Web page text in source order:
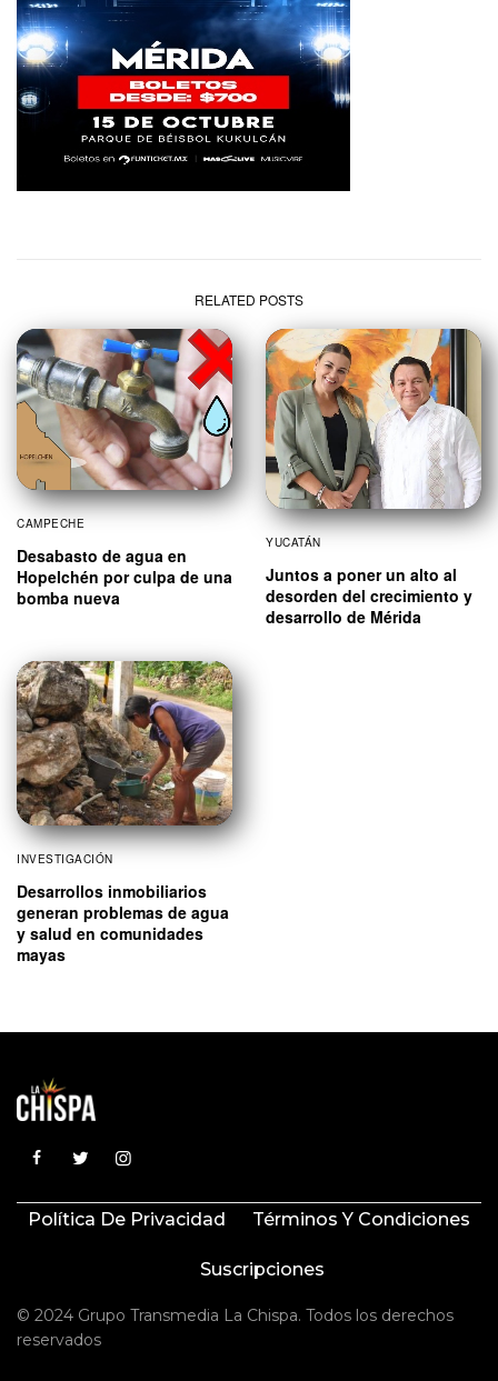
RELATED POSTS
CAMPECHE
Desabasto de agua en
Hopelchén por culpa de una
bomba nueva
YUCATÁN
Juntos a poner un alto al
desorden del crecimiento y
desarrollo de Mérida
INVESTIGACIÓN
Desarrollos inmobiliarios
generan problemas de agua
y salud en comunidades
mayas
Política De Privacidad Términos Y Condiciones
Suscripciones
© 2024 Grupo Transmedia La Chispa. Todos los derechos
reservados